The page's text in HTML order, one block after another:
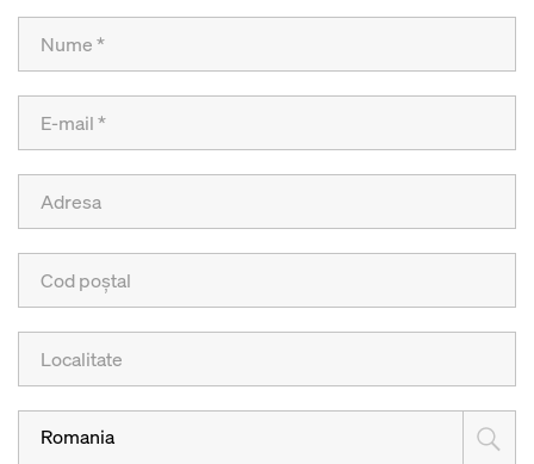
Romania